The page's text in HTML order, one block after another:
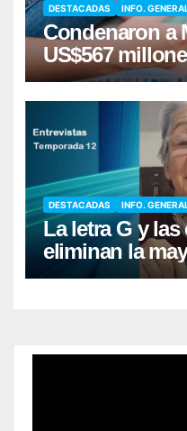
DESTACADAS INFO.
Condenaron a
US$567
salud mental
DESTACADAS INFO.
La letra G y
eliminan la
al escribir